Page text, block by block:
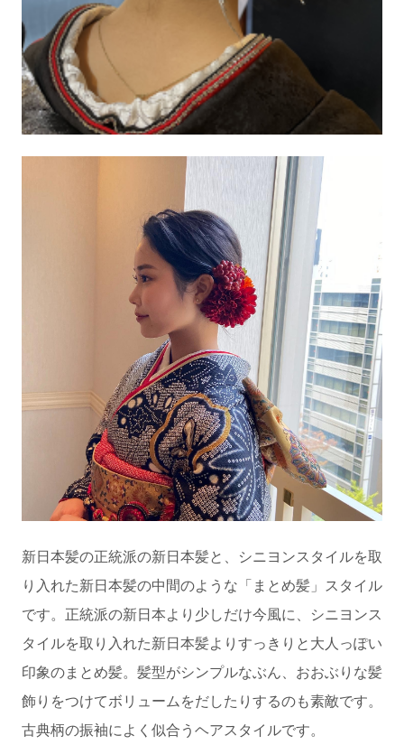
新日本髪の正統派の新日本髪と、シニヨンスタイルを取
り入れた新日本髪の中間のような「まとめ髪」スタイル
です。正統派の新日本より少しだけ今風に、シニヨンス
タイルを取り入れた新日本髪よりすっきりと大人っぽい
印象のまとめ髪。髪型がシンプルなぶん、おおぶりな髪
飾りをつけてボリュームをだしたりするのも素敵です。
古典柄の振袖によく似合うヘアスタイルです。